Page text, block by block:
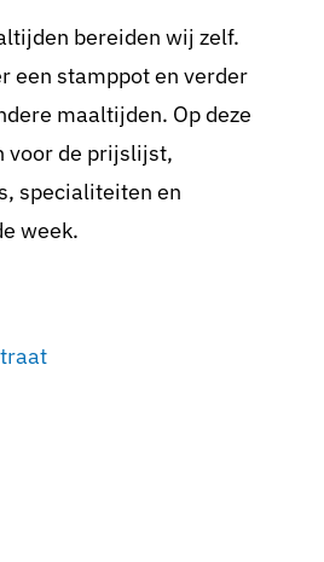
bereiden wij zelf.
een stamppot en verder
maaltijden. Op deze
voor de prijslijst,
specialiteiten en
week.